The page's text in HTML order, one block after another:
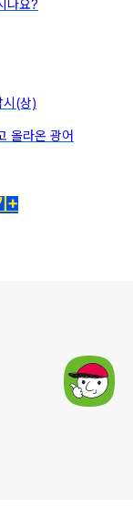
나요?
시(상)
올라온 광어
+